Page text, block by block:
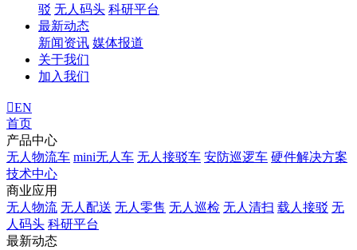
驳 无人码头 科研平台
最新动态
新闻资讯 媒体报道
关于我们
加入我们
EN
首页
产品中心
无人物流车 mini无人车 无人接驳车 安防巡逻车 硬件解决方案
技术中心
商业应用
无人物流 无人配送 无人零售 无人巡检 无人清扫 载人接驳 无
人码头 科研平台
最新动态